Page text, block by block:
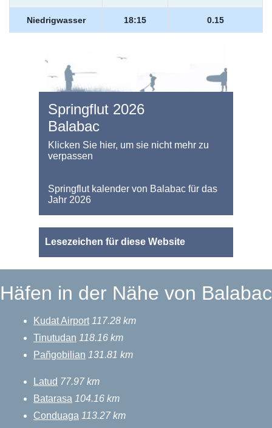
Niedrigwasser 18:15 0.15
Springflut 2026
Balabac
Klicken Sie hier, um sie nicht mehr zu
verpassen
Springflut kalender von Balabac für das
Jahr 2026
Lesezeichen für diese Website
Häfen in der Nähe von Balabac
Kudat Airport 117.28 km
Tinutudan 118.16 km
Pañgobilian 131.81 km
Latud 77.97 km
Batarasa 104.16 km
Conduaga 113.27 km